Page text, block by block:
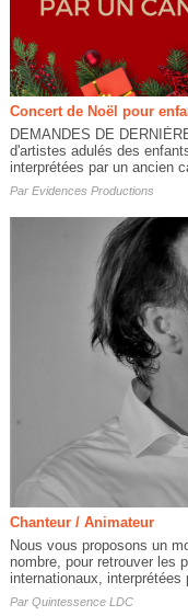
Concert de Noël pour
DEMANDES DE
d'artistes adulés des
interprétées par un ancien
Par Evidences Productions
Chanteur / Animateur
Nous vous proposons un
nombre, pour retrouver les
internationaux, interprétées
Par Quintessence LDC